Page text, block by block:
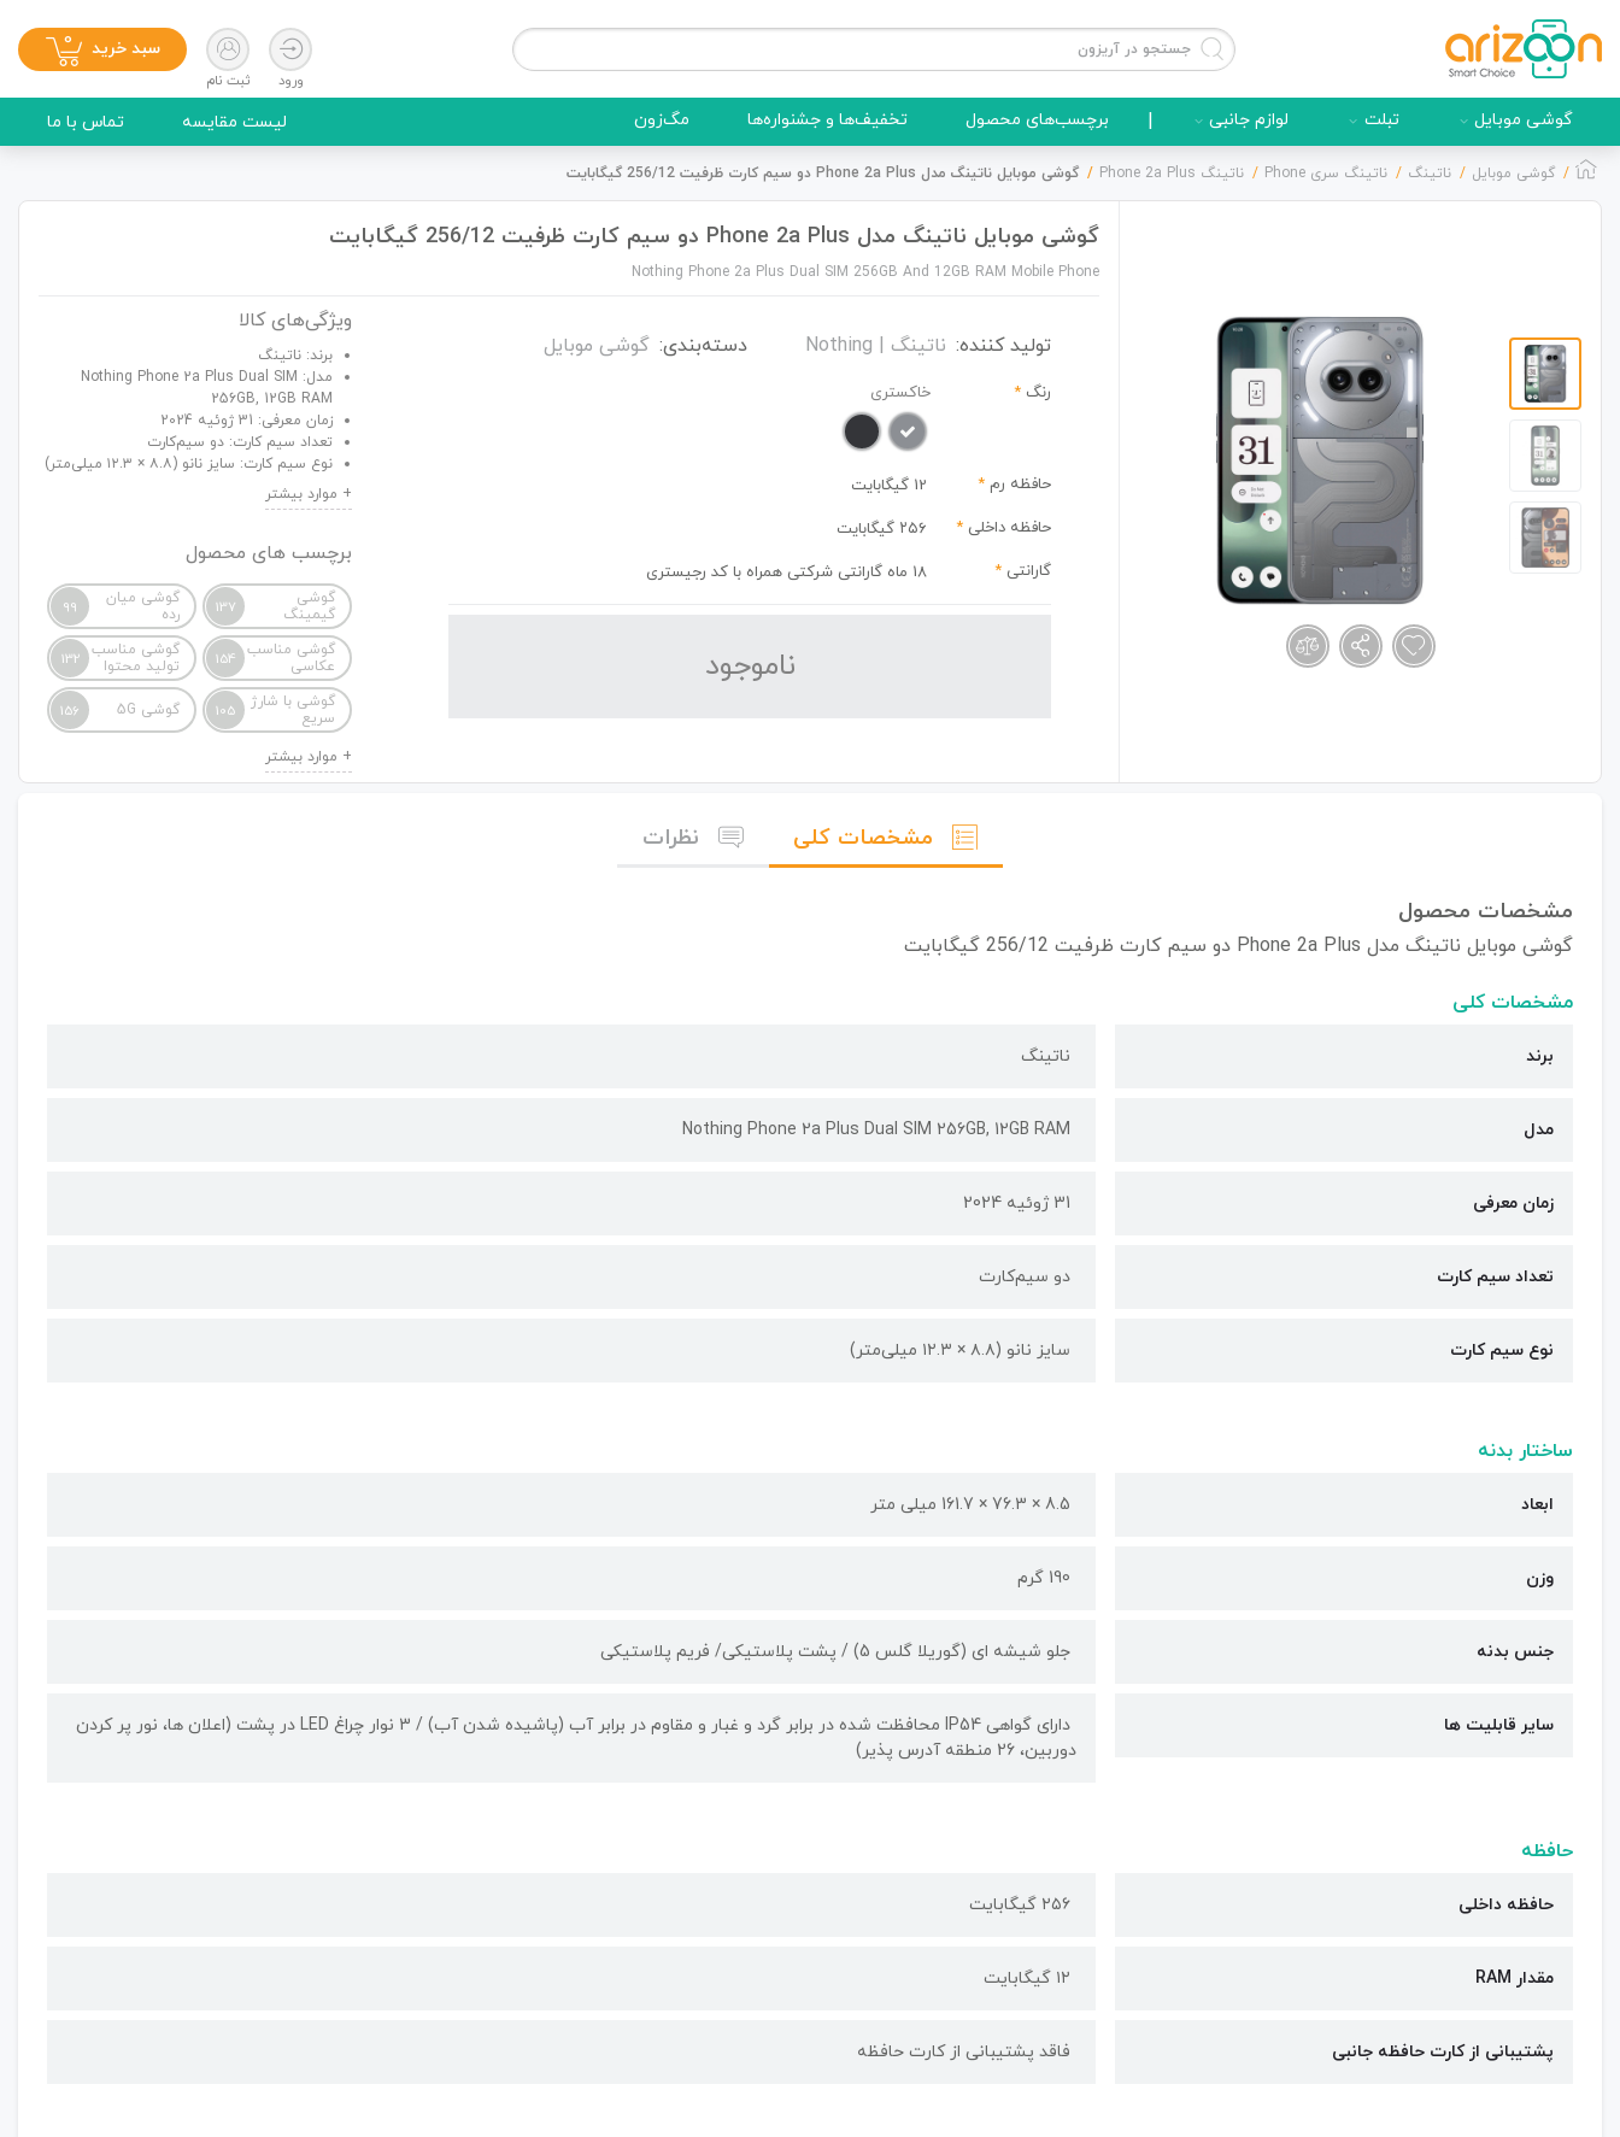
لوازم جانبی
ورود ثبت نام
سبد خرید 0
گوشی موبایل تبلت لوازم جانبی برچسب‌های محصول تخفیف‌ها و جشنواره‌ها مگ‌زون لیست مقایسه تماس با ما
گوشی موبایل ناتینگ ناتینگ سری Phone ناتینگ Phone 2a Plus گوشی موبایل ناتینگ مدل Phone 2a Plus دو سیم کارت ظرفیت 256/12 گیگابایت
گوشی موبایل ناتینگ مدل Phone 2a Plus دو سیم کارت ظرفیت 256/12 گیگابایت
Nothing Phone 2a Plus Dual SIM 256GB And 12GB RAM Mobile Phone
تولید کننده: ناتینگ | Nothing دسته‌بندی: گوشی موبایل
رنگ * خاکستری
حافظه رم *
12 گیگابایت
حافظه داخلی *
۲۵۶ گیگابایت
گارانتی * 18 ماه گارانتی شرکتی همراه با کد رجیستری
نا‌موجود
ویژگی‌های کالا
برند: ناتینگ
مدل: Nothing Phone 2a Plus Dual SIM
256GB, 12GB RAM
زمان معرفی: 31 ژوئیه 2024
تعداد سیم کارت: دو سیم‌کارت
نوع سیم کارت: سایز نانو (۸.۸ × ۱۲.۳ میلی‌متر)
برچسب های محصول
گوشی
گیمینگ
137
گوشی میان
رده
99
گوشی مناسب
عکاسی
154
گوشی مناسب
تولید محتوا
132
گوشی با شارژ
سریع
105 گوشی 5G 156
مشخصات کلی نظرات
مشخصات محصول
گوشی موبایل ناتینگ مدل Phone 2a Plus دو سیم کارت ظرفیت 256/12 گیگابایت
مشخصات کلی
برند ناتینگ
مدل Nothing Phone 2a Plus Dual SIM 256GB, 12GB RAM
زمان معرفی 31 ژوئیه 2024
تعداد سیم کارت دو سیم‌کارت
نوع سیم کارت سایز نانو (۸.۸ × ۱۲.۳ میلی‌متر)
ساختار بدنه
ابعاد 8.5 × 76.3 × 161.7 میلی متر
وزن 190 گرم
جنس بدنه جلو شیشه ای (گوریلا گلس 5) / پشت پلاستیکی/ فریم پلاستیکی
سایر قابلیت ها
دارای گواهی IP54 محافظت شده در برابر گرد و غبار و مقاوم در برابر آب (پاشیده شدن آب) / 3 نوار چراغ LED در پشت (اعلان ها، نور پر کردن
دوربین، 26 منطقه آدرس پذیر)
حافظه
حافظه داخلی ۲۵۶ گیگابایت
مقدار RAM ۱۲ گیگابایت
پشتیبانی از کارت حافظه جانبی فاقد پشتیبانی از کارت حافظه